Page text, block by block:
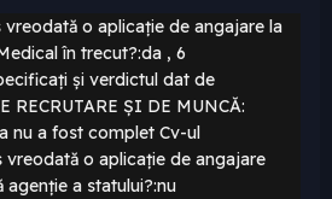
vreodată o aplicație de angajare la
în trecut?:da , 6
și verdictul dat de
RECRUTARE ȘI DE MUNCĂ:
nu a fost complet Cv-ul
vreodată o aplicație de angajare
agenție a statului?:nu